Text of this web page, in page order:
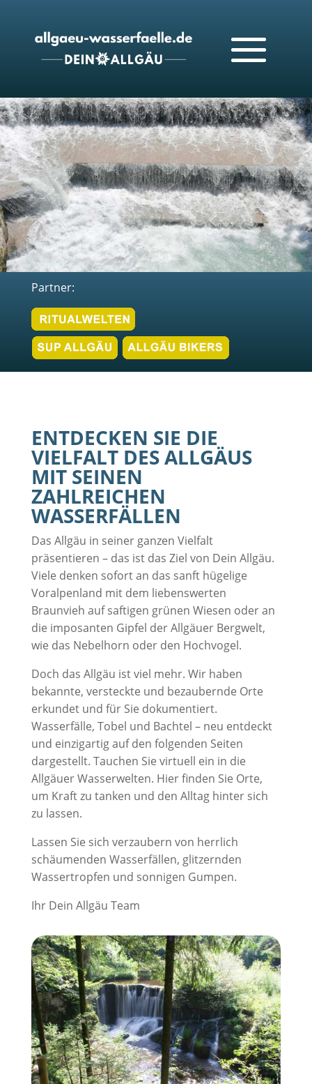
Partner:
ENTDECKEN SIE DIE
VIELFALT DES ALLGÄUS
MIT SEINEN
ZAHLREICHEN
WASSERFÄLLEN
Das Allgäu in seiner ganzen Vielfalt
präsentieren – das ist das Ziel von Dein Allgäu.
Viele denken sofort an das sanft hügelige
Voralpenland mit dem liebenswerten
Braunvieh auf saftigen grünen Wiesen oder an
die imposanten Gipfel der Allgäuer Bergwelt,
wie das Nebelhorn oder den Hochvogel.
Doch das Allgäu ist viel mehr. Wir haben
bekannte, versteckte und bezaubernde Orte
erkundet und für Sie dokumentiert.
Wasserfälle, Tobel und Bachtel – neu entdeckt
und einzigartig auf den folgenden Seiten
dargestellt. Tauchen Sie virtuell ein in die
Allgäuer Wasserwelten. Hier finden Sie Orte,
um Kraft zu tanken und den Alltag hinter sich
zu lassen.
Lassen Sie sich verzaubern von herrlich
schäumenden Wasserfällen, glitzernden
Wassertropfen und sonnigen Gumpen.
Ihr Dein Allgäu Team